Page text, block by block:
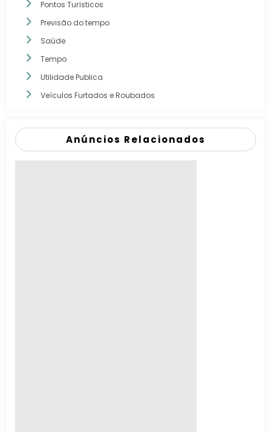
Pontos Turísticos
Previsão do tempo
Saúde
Tempo
Utilidade Publica
Veículos Furtados e Roubados
Anúncios Relacionados